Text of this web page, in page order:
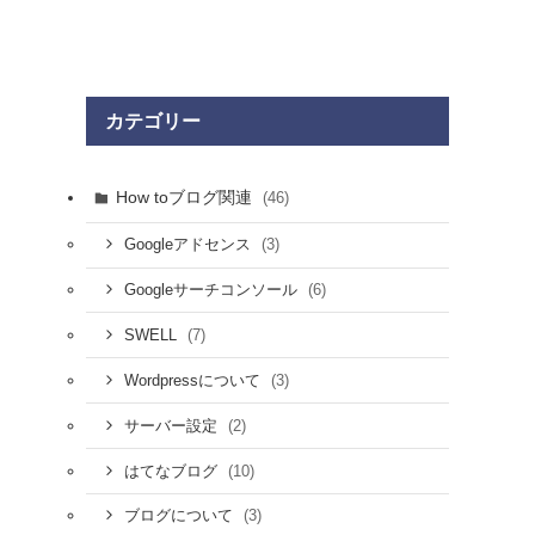
カテゴリー
How toブログ関連 (46)
Googleアドセンス (3)
Googleサーチコンソール (6)
SWELL (7)
Wordpressについて (3)
サーバー設定 (2)
はてなブログ (10)
ブログについて (3)